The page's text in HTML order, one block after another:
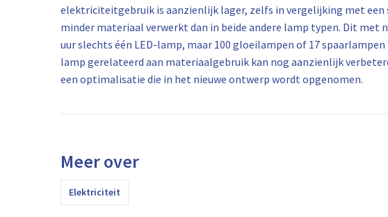
elektriciteitgebruik is aanzienlijk lager, zelfs in vergelijking met een
minder materiaal verwerkt dan in beide andere lamp typen. Dit met
uur slechts één LED-lamp, maar 100 gloeilampen of 17
lamp gerelateerd aan materiaalgebruik kan nog aanzienlijk
een optimalisatie die in het nieuwe ontwerp wordt opgenomen.
Meer over
Elektriciteit